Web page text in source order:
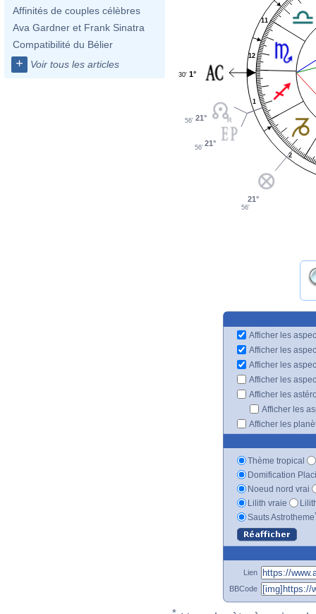
Affinités de couples célèbres
Ava Gardner et Frank Sinatra
Compatibilité du Bélier
+ Voir tous les articles
1
2
11
12
1°
30'
21°
56'
21°
56'
21°
56'
Afficher les
Afficher les
Afficher les
Afficher les
Afficher les
Afficher les
Afficher les
Thème tropical
Domification
Noeud nord vrai
Lilith vraie
Sauts Astrotheme
Lien
BBCode